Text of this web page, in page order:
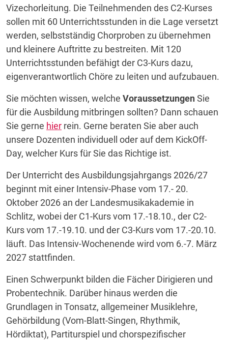
Vizechorleitung. Die Teilnehmenden des C2-Kurses
sollen mit 60 Unterrichtsstunden in die Lage versetzt
werden, selbstständig Chorproben zu übernehmen
und kleinere Auftritte zu bestreiten. Mit 120
Unterrichtsstunden befähigt der C3-Kurs dazu,
eigenverantwortlich Chöre zu leiten und aufzubauen.
Sie möchten wissen, welche VoraussetzungenSie
für die Ausbildung mitbringen sollten? Dann schauen
Sie gerne hier rein. Gerne beraten Sie aber auch
unsere Dozenten individuell oder auf dem KickOff-
Day, welcher Kurs für Sie das Richtige ist.
Der Unterricht des Ausbildungsjahrgangs 2026/27
beginnt mit einer Intensiv-Phase vom 17.- 20.
Oktober 2026 an der Landesmusikakademie in
Schlitz, wobei der C1-Kurs vom 17.-18.10., der C2-
Kurs vom 17.-19.10. und der C3-Kurs vom 17.-20.10.
läuft. Das Intensiv-Wochenende wird vom 6.-7. März
2027 stattfinden.
Einen Schwerpunkt bilden die Fächer Dirigieren und
Probentechnik. Darüber hinaus werden die
Grundlagen in Tonsatz, allgemeiner Musiklehre,
Gehörbildung (Vom-Blatt-Singen, Rhythmik,
Hördiktat), Partiturspiel und chorspezifischer